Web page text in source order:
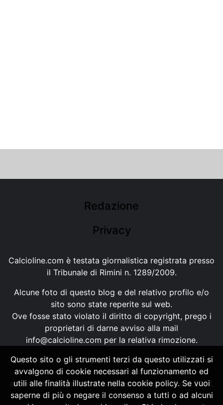
Redazione
Privacy
Calcioline.com è testata giornalistica registrata presso
il Tribunale di Rimini n. 1289/2009.
Alcune foto di questo blog e del relativo profilo e/o
sito sono state reperite sul web.
Ove fosse stato violato il diritto di copyright, prego i
proprietari di darne avviso alla mail
info@calcioline.com per la relativa rimozione.
Ogni testo e foto di proprietà di Calcioline.com non
possono essere copiati o riprodotti, senza
autorizzazione, ai sensi della normativa n.29 del 2001.
Questo sito o gli strumenti terzi da questo utilizzati si
avvalgono di cookie necessari al funzionamento ed
utili alle finalità illustrate nella cookie policy. Se vuoi
saperne di più o negare il consenso a tutti o ad alcuni